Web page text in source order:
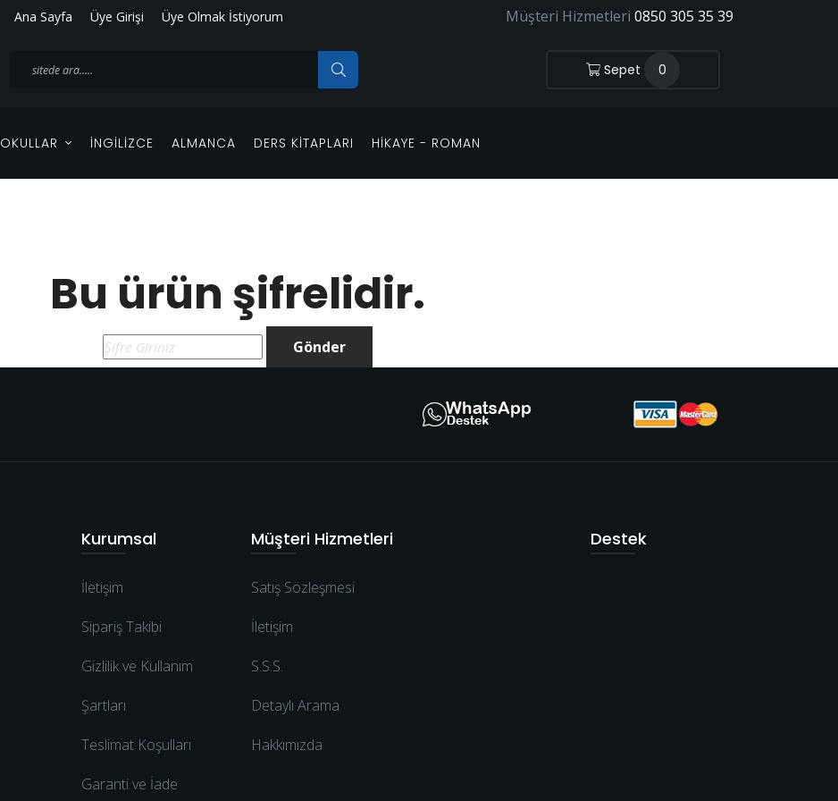
Ana Sayfa Üye Girişi Üye Olmak İstiyorum Müşteri Hizmetleri 0850 305 35 39
Sepet 0
OKULLAR İNGILIZCE ALMANCA DERS KITAPLARI HIKAYE - ROMAN
Bu ürün şifrelidir.
Gönder
Kurumsal
İletişim
Sipariş Takibi
Gizlilik ve Kullanım
Şartları
Teslimat Koşulları
Garanti ve İade
Müşteri Hizmetleri
Satış Sözleşmesi
İletişim
S.S.S.
Detaylı Arama
Hakkımızda
Destek